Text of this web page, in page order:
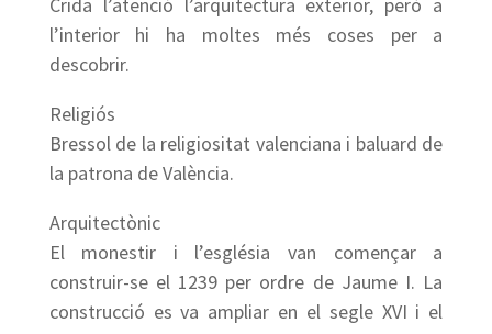
l’interior hi ha moltes més coses per a
descobrir.
Religiós
Bressol de la religiositat valenciana i baluard de
la patrona de València.
Arquitectònic
El monestir i l’església van començar a
construir-se el 1239 per ordre de Jaume I. La
construcció es va ampliar en el segle XVI i el